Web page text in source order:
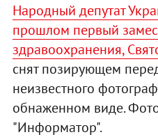
Народный депутат
прошлом первый
здравоохранения,
снят позирующем
неизвестного
обнаженном виде.
"Информатор".